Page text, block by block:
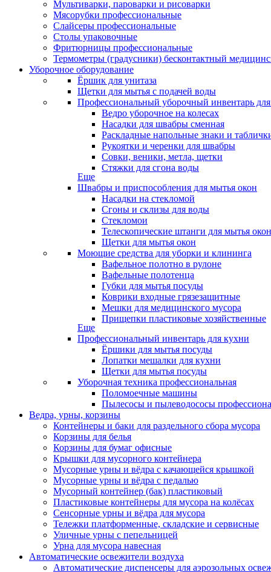
Мультиварки, пароварки и рисоварки
Мясорубки профессиональные
Слайсеры профессиональные
Столы упаковочные
Фритюрницы профессиональные
Термометры (градусники) бесконтактный
Уборочное оборудование
Ёршик для унитаза
Щетки для мытья с подачей воды
Профессиональный уборочный инвентарь
Ведро уборочное на колесах
Насадки для швабры сменная
Раскладные напольные знаки и
Рукоятки и черенки для швабры
Совки, веники, метла, щетки
Стяжки для сгона воды
Еще
Швабры и приспособления для мытья окон
Насадки на стекломой
Сгоны и склизы для воды
Стекломои
Телескопические штанги для мытья окон
Щетки для мытья окон
Моющие средства для уборки и клининга
Вафельное полотно в рулоне
Вафельные полотенца
Губки для мытья посуды
Коврики входные грязезащитные
Мешки для медицинского мусора
Прищепки пластиковые хозяйственные
Еще
Профессиональный инвентарь для кухни
Ёршики для мытья посуды
Лопатки мешалки для кухни
Щетки для мытья посуды
Уборочная техника профессиональная
Поломоечные машины
Пылесосы и пылеводососы
Ведра, урны, корзины
Контейнеры и баки для раздельного сбора мусора
Корзины для белья
Корзины для бумаг офисные
Крышки для мусорного контейнера
Мусорные урны и вёдра с качающейся крышкой
Мусорные урны и вёдра с педалью
Мусорный контейнер (бак) пластиковый
Пластиковые контейнеры для мусора на колёсах
Сенсорные урны и вёдра для мусора
Тележки платформенные, складские и сервисные
Уличные урны с пепельницей
Урна для мусора навесная
Автоматические освежители воздуха
Автоматические диспенсеры для аэрозольных